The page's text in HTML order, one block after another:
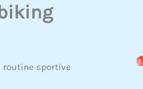
routine sportive